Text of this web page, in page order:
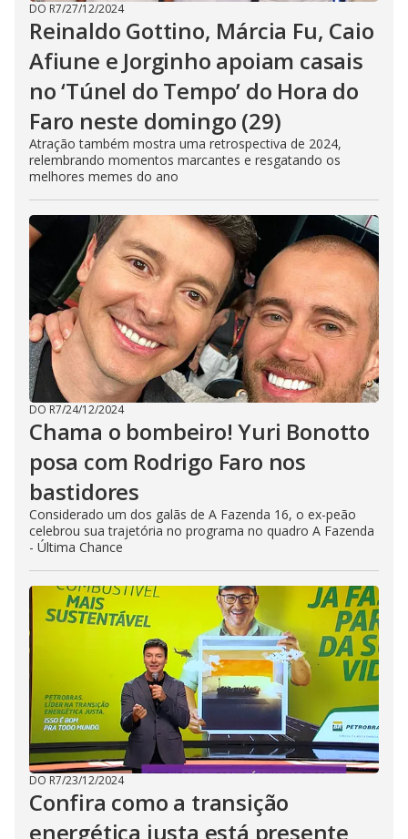
DO R7/27/12/2024
Reinaldo Gottino, Márcia Fu, Caio
Afiune e Jorginho apoiam casais
no ‘Túnel do Tempo’ do Hora do
Faro neste domingo (29)
Atração também mostra uma retrospectiva de 2024,
relembrando momentos marcantes e resgatando os
melhores memes do ano
DO R7/24/12/2024
Chama o bombeiro! Yuri Bonotto
posa com Rodrigo Faro nos
bastidores
Considerado um dos galãs de A Fazenda 16, o ex-peão
celebrou sua trajetória no programa no quadro A Fazenda
- Última Chance
DO R7/23/12/2024
Confira como a transição
energética justa está presente